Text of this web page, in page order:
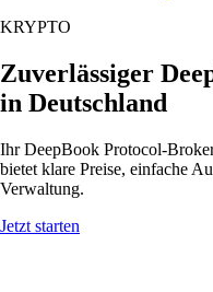
KRYPTO
Zuverlässiger
in Deutschland
Ihr DeepBook Protocol-
bietet klare Preise, einfache
Verwaltung.
Jetzt starten